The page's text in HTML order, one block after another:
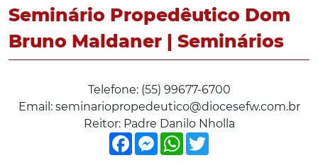
Seminário Propedêutico Dom
Bruno Maldaner | Seminários
Telefone: (55) 99677-6700
Email: seminariopropedeutico@diocesefw.com.br
Reitor: Padre Danilo Nholla
FacebookMessenger
WhatsApp